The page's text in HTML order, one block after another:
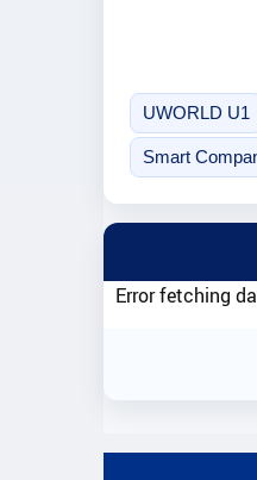
UWORLD U1
Smart
Error fetching